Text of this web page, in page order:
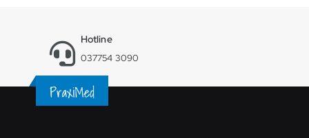
Hotline
037754 3090